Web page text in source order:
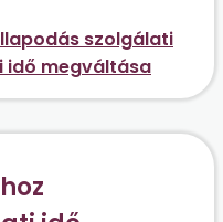
szolgálati
idő megváltása